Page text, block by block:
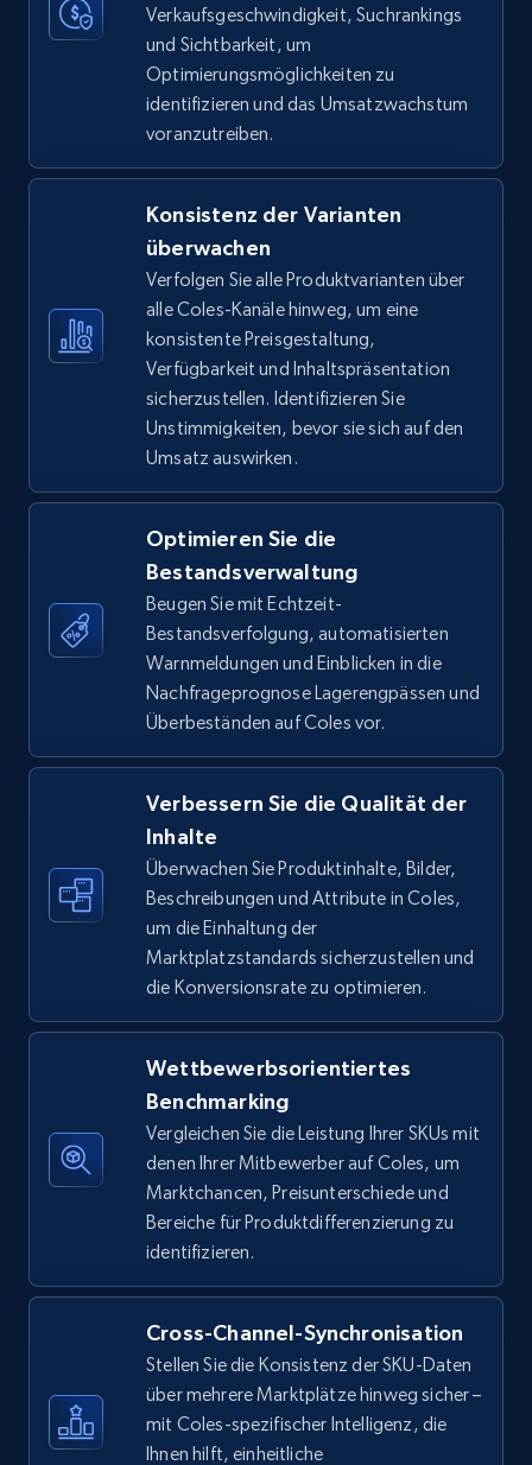
5.4K+ 667+ Jetzt anfangen
TikTok Shop - category
URL, Title, Available, Description, Currency, Initial
price, Final price, Discount percent, and more.
667+ Jetzt anfangen
TikTok Shop - Collect TikTok shop products
by keywords search
URL, Title, Available, Description, Currency, Initial
667+ Jetzt anfangen
TikTok Shop - discover records by shop url
URL, Title, Available, Description, Currency, Initial
price, Final price, Discount percent, and more.
Amazon sellers info
Seller id, URL, Seller name, Description, Detailed
info, Stars, Feedbacks, Return policy, and more.
2.5K+ 378+ Jetzt anfangen
eBay
URL, Product id, Title, Seller name, Seller rating,
Seller reviews, Breadcrumbs, Root category, and
2.5K+ 358+ Jetzt anfangen
eBay - Gather data on products using
specified keywords
Verkaufsgeschwindigkeit, Suchrankings
und Sichtbarkeit, um
Optimierungsmöglichkeiten zu
identifizieren und das Umsatzwachstum
voranzutreiben.
Konsistenz der Varianten
überwachen
Verfolgen Sie alle Produktvarianten über
alle Coles-Kanäle hinweg, um eine
konsistente Preisgestaltung,
Verfügbarkeit und Inhaltspräsentation
sicherzustellen. Identifizieren Sie
Unstimmigkeiten, bevor sie sich auf den
Umsatz auswirken.
Optimieren Sie die
Bestandsverwaltung
Beugen Sie mit Echtzeit-
Bestandsverfolgung, automatisierten
Warnmeldungen und Einblicken in die
Nachfrageprognose Lagerengpässen und
Überbeständen auf Coles vor.
Verbessern Sie die Qualität der
Inhalte
Überwachen Sie Produktinhalte, Bilder,
Beschreibungen und Attribute in Coles,
um die Einhaltung der
Marktplatzstandards sicherzustellen und
die Konversionsrate zu optimieren.
Wettbewerbsorientiertes
Benchmarking
Vergleichen Sie die Leistung Ihrer SKUs mit
denen Ihrer Mitbewerber auf Coles, um
Marktchancen, Preisunterschiede und
Bereiche für Produktdifferenzierung zu
identifizieren.
Cross-Channel-Synchronisation
Stellen Sie die Konsistenz der SKU-Daten
über mehrere Marktplätze hinweg sicher –
mit Coles-spezifischer Intelligenz, die
Ihnen hilft, einheitliche